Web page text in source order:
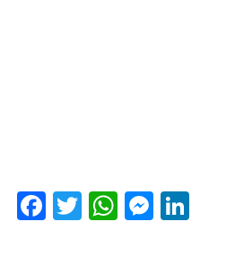
Facebook
Twitter
WhatsApp